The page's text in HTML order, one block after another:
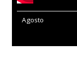
Agosto